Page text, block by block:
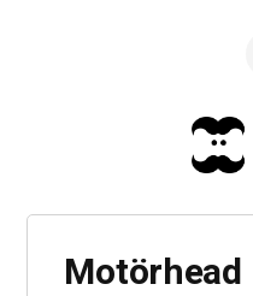
Motörhead